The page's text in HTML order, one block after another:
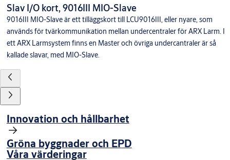
Slav I/O kort, 9016III MIO-Slave
9016III MIO-Slave är ett tilläggskort till LCU9016III, eller nyare, som
används för tvärkommunikation mellan undercentraler för ARX Larm. I
ett ARX Larmsystem finns en Master och övriga undercantraler är så
kallade slavar, med MIO-Slave.
Innovation och hållbarhet
Gröna byggnader och EPD
Våra värderingar